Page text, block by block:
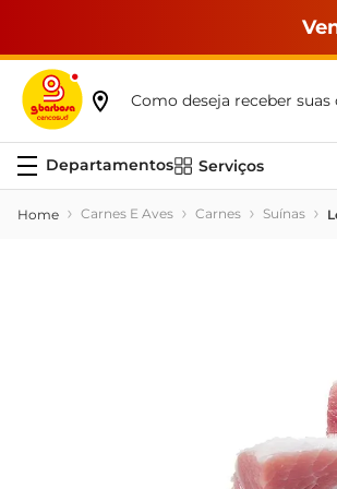
Como deseja receber suas
Serviços
Carnes E Aves Carnes Suínas